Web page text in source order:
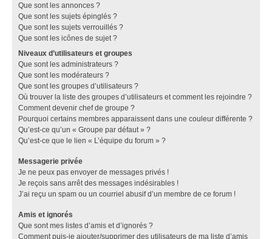
Que sont les annonces ?
Que sont les sujets épinglés ?
Que sont les sujets verrouillés ?
Que sont les icônes de sujet ?
Niveaux d’utilisateurs et groupes
Que sont les administrateurs ?
Que sont les modérateurs ?
Que sont les groupes d’utilisateurs ?
Où trouver la liste des groupes d’utilisateurs et comment les rejoindre ?
Comment devenir chef de groupe ?
Pourquoi certains membres apparaissent dans une couleur différente ?
Qu’est-ce qu’un « Groupe par défaut » ?
Qu’est-ce que le lien « L’équipe du forum » ?
Messagerie privée
Je ne peux pas envoyer de messages privés !
Je reçois sans arrêt des messages indésirables !
J’ai reçu un spam ou un courriel abusif d’un membre de ce forum !
Amis et ignorés
Que sont mes listes d’amis et d’ignorés ?
Comment puis-je ajouter/supprimer des utilisateurs de ma liste d’amis